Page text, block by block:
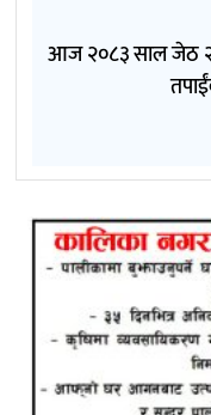
आज २०८३ साल जेठ